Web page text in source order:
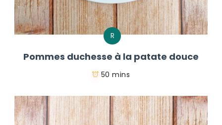
R
Pommes duchesse à la patate douce
50 mins